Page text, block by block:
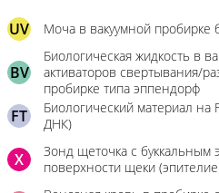
UV Моча в вакуумной пробирке
BV
Биологическая жидкость в
активаторов свертывания/
пробирке типа эппендорф
FT
Биологический материал на
ДНК)
X
Зонд щеточка с буккальным
поверхности щеки